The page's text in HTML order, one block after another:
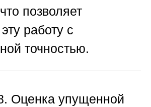
позволяет
работу с
точностью.
Оценка упущенной